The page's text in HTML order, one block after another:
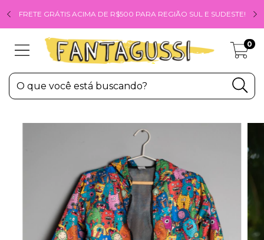
FRETE GRÁTIS ACIMA DE R$500 PARA REGIÃO SUL E SUDESTE!
0